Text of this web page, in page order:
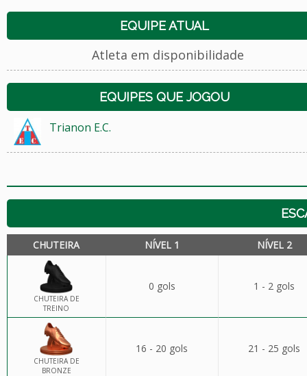
EQUIPE ATUAL
Atleta em disponibilidade
EQUIPES QUE JOGOU
Trianon E.C.
CHUTEIRA NÍVEL 1 NÍVEL 2
CHUTEIRA DE
TREINO
0 gols 1 - 2 gols
CHUTEIRA DE
BRONZE
16 - 20 gols 21 - 25 gols